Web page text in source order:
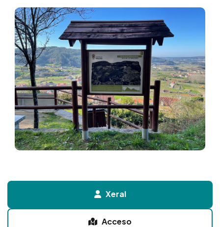
Imaxe
Xeral
Acceso